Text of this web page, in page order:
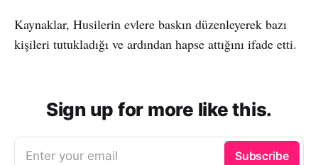
Kaynaklar, Husilerin evlere baskın düzenleyerek bazı
kişileri tutukladığı ve ardından hapse attığını ifade etti.
Sign up for more like this.
Enter your email Subscribe